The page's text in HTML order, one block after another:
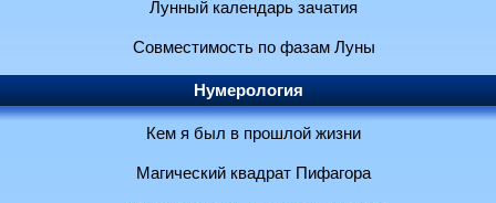
Лунный календарь зачатия
Совместимость по фазам Луны
Нумерология
Кем я был в прошлой жизни
Магический квадрат Пифагора